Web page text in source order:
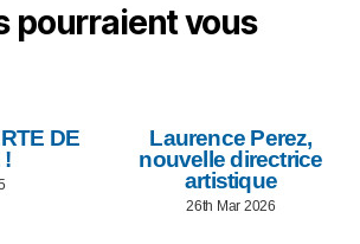
pourraient vous
DE
!
Laurence Perez,
nouvelle directrice
artistique
26th Mar 2026